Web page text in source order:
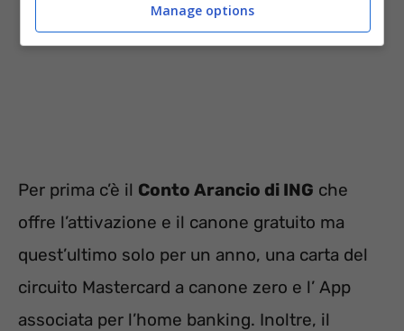
Per prima c’è il Conto Arancio di ING che
offre l’attivazione e il canone gratuito ma
quest’ultimo solo per un anno, una carta del
circuito Mastercard a canone zero e l’ App
associata per l’home banking. Inoltre, il
Manage options